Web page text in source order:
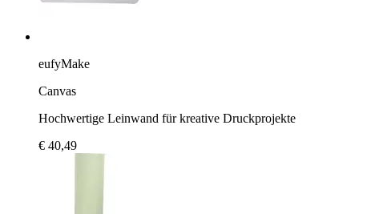
eufyMake
Canvas
Hochwertige Leinwand für kreative Druckprojekte
€ 40,49